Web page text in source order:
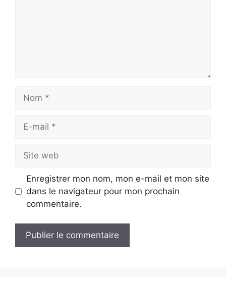
Nom
Site
web
Enregistrer mon nom, mon e-mail et mon site
dans le navigateur pour mon prochain
commentaire.